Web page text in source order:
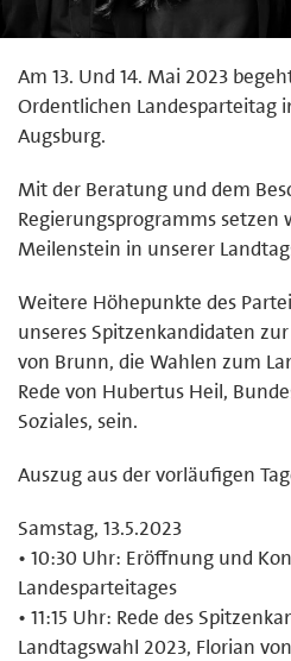
Am 13. Und 14. Mai 2023
Ordentlichen Landesparteitag
Augsburg.
Mit der Beratung und dem
Regierungsprogramms
Meilenstein in unserer
Weitere Höhepunkte des
unseres Spitzenkandidaten
von Brunn, die Wahlen zum
Rede von Hubertus Heil,
Soziales, sein.
Auszug aus der vorläufigen
Samstag, 13.5.2023
• 10:30 Uhr: Eröffnung und
Landesparteitages
• 11:15 Uhr: Rede des
Landtagswahl 2023, Florian